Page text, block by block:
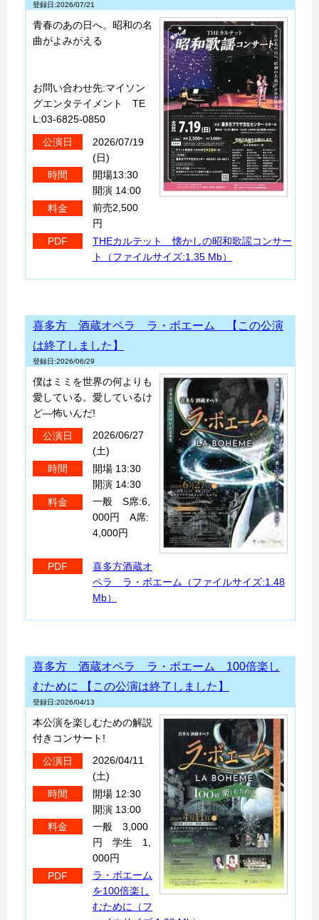
登録日:2026/07/21
青春のあの日へ。昭和の名
曲がよみがえる
お問い合わせ先:マイソン
グエンタテイメント TE
L:03-6825-0850
公演日
2026/07/19
(日)
時間
開場13:30
開演 14:00
料金
前売2,500
円
PDF
THEカルテット 懐かしの昭和歌謡コンサー
ト（ファイルサイズ:1.35 Mb）
喜多方 酒蔵オペラ ラ・ボエーム 【この公演
は終了しました】
登録日:2026/06/29
僕はミミを世界の何よりも
愛している。愛しているけ
ど—怖いんだ!
公演日
2026/06/27
(土)
時間
開場 13:30
開演 14:30
料金
一般 S席:6,
000円 A席:
4,000円
PDF
喜多方酒蔵オ
ペラ ラ・ボエーム（ファイルサイズ:1.48
Mb）
喜多方 酒蔵オペラ ラ・ボエーム 100倍楽し
むために 【この公演は終了しました】
登録日:2026/04/13
本公演を楽しむための解説
付きコンサート!
公演日
2026/04/11
(土)
時間
開場 12:30
開演 13:00
料金
一般 3,000
円 学生 1,
000円
PDF
ラ・ボエーム
を100倍楽し
むために（フ